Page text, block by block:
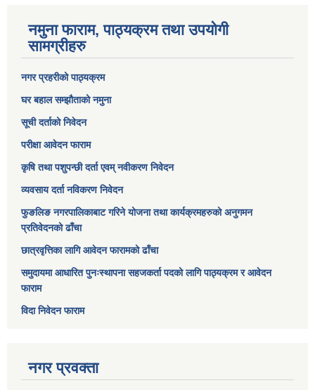
नमुना फाराम, पाठ्यक्रम तथा उपयोगी
सामग्रीहरु
नगर प्रहरीको पाठ्यक्रम
घर बहाल सम्झौताको नमुना
सूची दर्ताको निवेदन
परीक्षा आवेदन फाराम
कृषि तथा पशुपन्छी दर्ता एवम् नवीकरण निवेदन
व्यवसाय दर्ता नविकरण निवेदन
फुङलिङ नगरपालिकाबाट गरिने योजना तथा कार्यक्रमहरुको अनुगमन
प्रतिवेदनको ढाँचा
छात्रवृत्तिका लागि आवेदन फारामको ढाँचा
समुदायमा आधारित पुनःस्थापना सहजकर्ता पदको लागि पाठ्यक्रम र आवेदन
फाराम
विदा निवेदन फाराम
नगर प्रवक्ता